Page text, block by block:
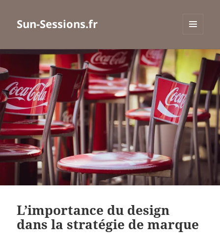
Sun-Sessions.fr
WIDGETS
L’importance du design
dans la stratégie de marque